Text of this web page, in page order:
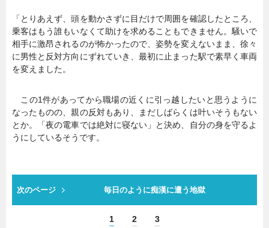
「とりあえず、頭を動かさずに目だけで周囲を確認したところ、
乗客はもう誰もいなくて助けを求めることもできません。騒いで
相手に激昂されるのが怖かったので、姿勢を変えないまま、徐々
に男性と反対方向にずれていき、最初に止まった駅で素早く車両
を変えました。
この1件があってから職場の近くに引っ越したいと思うように
なったものの、親の反対もあり、まだしばらくは叶いそうもない
とか。「夜の電車では絶対に寝ない」と決め、自分の身を守るよ
うにしているそうです。
次のページ 毎日のように痴漢に遭う地獄
1 2 3